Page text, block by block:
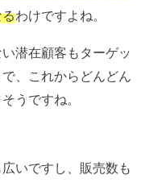
るわけですよね。
潜在顧客もターゲッ
、これからどんどん
うですね。
いですし、販売数も